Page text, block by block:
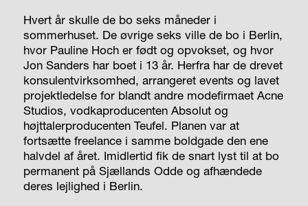
Hvert år skulle de bo seks måneder i
sommerhuset. De øvrige seks ville de bo i Berlin,
hvor Pauline Hoch er født og opvokset, og hvor
Jon Sanders har boet i 13 år. Herfra har de drevet
konsulentvirksomhed, arrangeret events og lavet
projektledelse for blandt andre modefirmaet Acne
Studios, vodkaproducenten Absolut og
højttalerproducenten Teufel. Planen var at
fortsætte freelance i samme boldgade den ene
halvdel af året. Imidlertid fik de snart lyst til at bo
permanent på Sjællands Odde og afhændede
deres lejlighed i Berlin.